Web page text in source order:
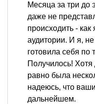
Месяца за три до
даже не
происходить - как
аудитории. И я,
готовила себя по
Получилось! Хотя
равно была
надеюсь, что
дальнейшем.